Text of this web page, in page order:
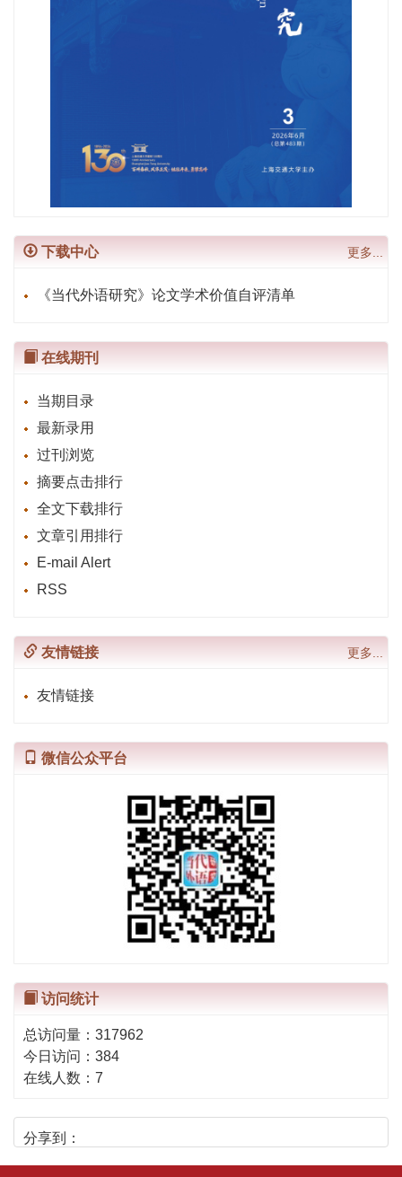
下载中心 更多...
《当代外语研究》论文学术价值自评清单
在线期刊
当期目录
最新录用
过刊浏览
摘要点击排行
全文下载排行
文章引用排行
E-mail Alert
RSS
友情链接 更多...
友情链接
微信公众平台
访问统计
总访问量： 317962
今日访问： 384
在线人数： 7
分享到：